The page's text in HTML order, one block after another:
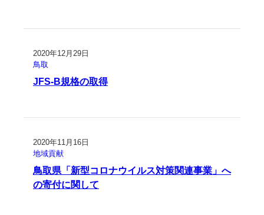
2020年12月29日
鳥取
JFS-B規格の取得
2020年11月16日
地域貢献
鳥取県「新型コロナウイルス対策関連事業」へ
の寄付に関して